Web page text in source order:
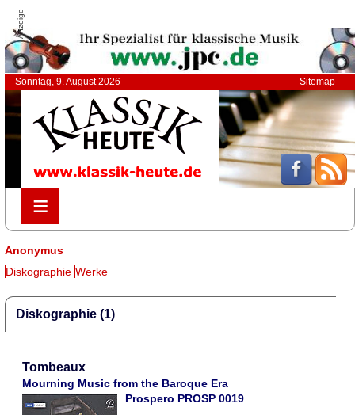
Anzeige
Sonntag, 9. August 2026 Sitemap
≡
≡
Anonymus
Diskographie Werke
Diskographie (1)
Tombeaux
Mourning Music from the Baroque Era
Prospero PROSP 0019